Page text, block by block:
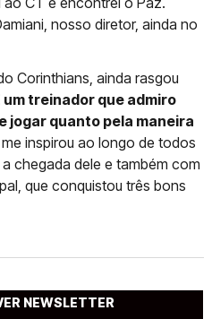
nosso diretor, ainda no
Corinthians, ainda rasgou
um treinador que admiro
jogar quanto pela maneira
me inspirou ao longo de todos
chegada dele e também com
que conquistou três bons
NEWSLETTER